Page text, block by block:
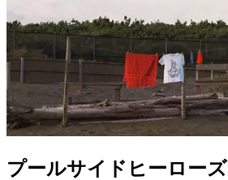
プールサイドヒーローズ